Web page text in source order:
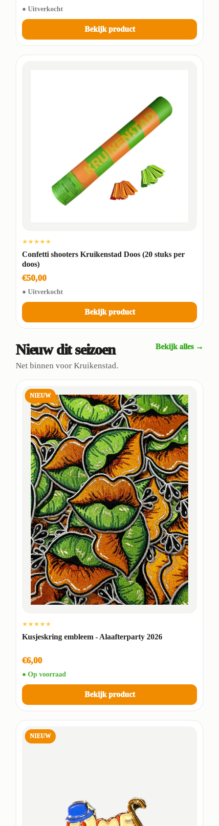
● Uitverkocht
Bekijk product
★★★★★
Confetti shooters Kruikenstad Doos (20 stuks per
doos)
€50,00
● Uitverkocht
Bekijk product
Nieuw dit seizoen
Net binnen voor Kruikenstad.
Bekijk alles →
NIEUW
★★★★★
Kusjeskring embleem - Alaafterparty 2026
€6,00
● Op voorraad
Bekijk product
NIEUW